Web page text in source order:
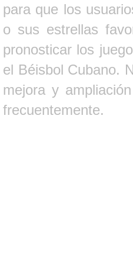
para que los
o sus estrellas
pronosticar los
el Béisbol Cubano.
mejora y
frecuentemente.